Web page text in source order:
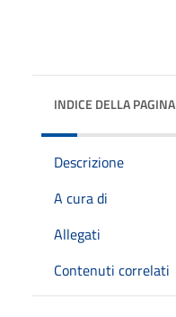
INDICE DELLA PAGINA
Descrizione
A cura di
Allegati
Contenuti correlati